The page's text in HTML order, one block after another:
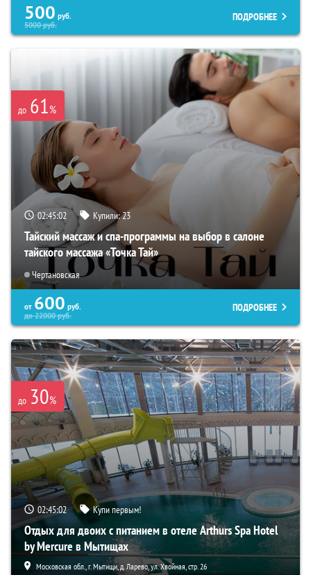
500 руб.
5000руб.
ПОДРОБНЕЕ
до 61%
02:45:00 Купили:23
Тайский массаж и спа-программы на выбор в салоне
тайского массажа «Точка Тай»
Чертановская
от 600 руб.
до22000руб.
ПОДРОБНЕЕ
до 30%
02:45:00 Купи первым!
Отдых для двоих с питанием в отеле Arthurs Spa Hotel
by Mercure в Мытищах
Московская обл., г. Мытищи, д. Ларево, ул. Хвойная, стр. 26